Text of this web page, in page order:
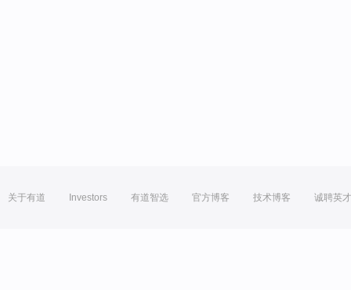
关于有道 Investors 有道智选 官方博客 技术博客 诚聘英才